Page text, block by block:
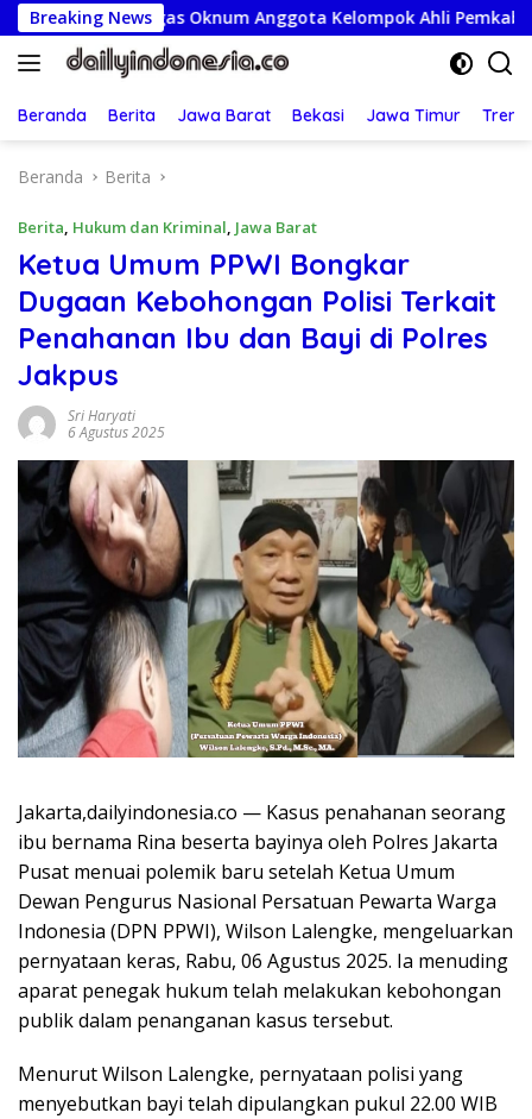
Langsung
ke
konten
Breaking News
Oknum Anggota Kelompok Ahli Pemkab
Beranda Berita Jawa Barat Bekasi Jawa Timur
Beranda Berita
Berita, Hukum dan Kriminal, Jawa Barat
Ketua Umum PPWI Bongkar
Dugaan Kebohongan Polisi Terkait
Penahanan Ibu dan Bayi di Polres
Jakpus
Sri Haryati
6 Agustus 2025
Jakarta,dailyindonesia.co — Kasus penahanan seorang
ibu bernama Rina beserta bayinya oleh Polres Jakarta
Pusat menuai polemik baru setelah Ketua Umum
Dewan Pengurus Nasional Persatuan Pewarta Warga
Indonesia (DPN PPWI), Wilson Lalengke, mengeluarkan
pernyataan keras, Rabu, 06 Agustus 2025. Ia menuding
aparat penegak hukum telah melakukan kebohongan
publik dalam penanganan kasus tersebut.
Menurut Wilson Lalengke, pernyataan polisi yang
menyebutkan bayi telah dipulangkan pukul 22.00 WIB